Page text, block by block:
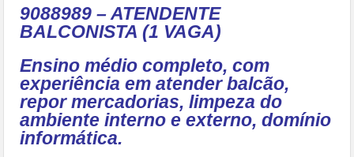
9088989 – ATENDENTE
BALCONISTA (1 VAGA)
Ensino médio completo, com
experiência em atender balcão,
repor mercadorias, limpeza do
ambiente interno e externo, domínio
informática.